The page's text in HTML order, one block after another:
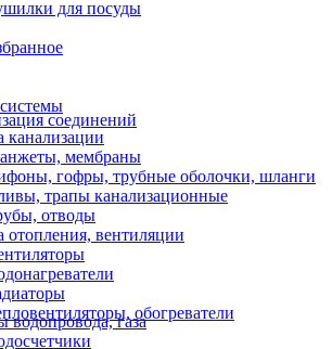
для посуды
соединений
канализации
мембраны
гофры, трубные оболочки, шланги
трапы канализационные
отводы
отопления, вентиляции
обогреватели
водопровода, газа